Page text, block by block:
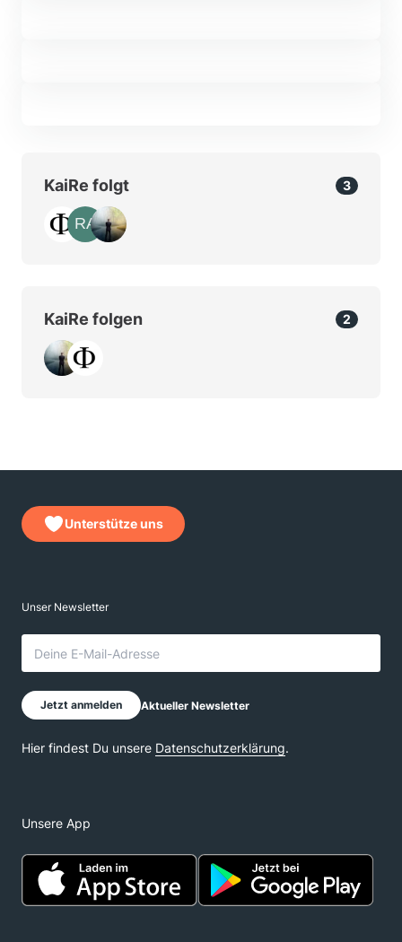
KaiRe folgt 3
KaiRe folgen 2
Unterstütze uns
Unsere App